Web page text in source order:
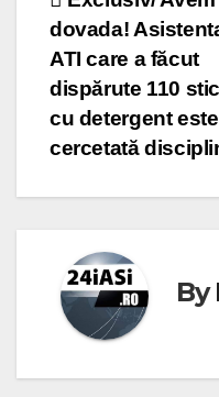
navigation
dovada!
ATI care a făcut
dispărute 110
cu detergent este
cercetată
By